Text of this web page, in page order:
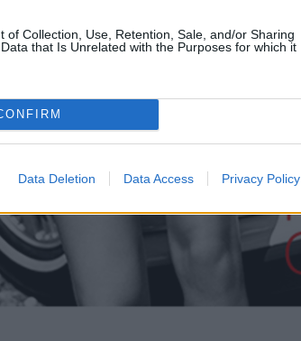
of Collection, Use, Retention, Sale, and/or Sharing
that Is Unrelated with the Purposes for which it
Data Deletion Data Access Privacy Policy